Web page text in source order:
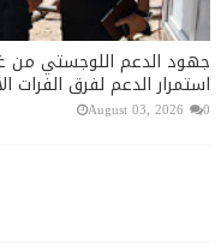
جهود الدعم اللوجستي من
استمرار الدعم لفرق
August 03, 2026 0